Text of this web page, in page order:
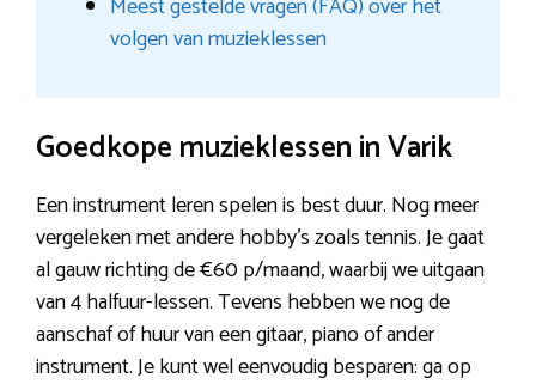
Meest gestelde vragen (FAQ) over het
volgen van muzieklessen
Goedkope muzieklessen in Varik
Een instrument leren spelen is best duur. Nog meer
vergeleken met andere hobby’s zoals tennis. Je gaat
al gauw richting de €60 p/maand, waarbij we uitgaan
van 4 halfuur-lessen. Tevens hebben we nog de
aanschaf of huur van een gitaar, piano of ander
instrument. Je kunt wel eenvoudig besparen: ga op